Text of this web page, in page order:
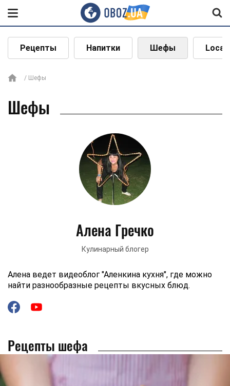
Рецепты Напитки Шефы Local
Шефы
Шефы
Алена Гречко
Кулинарный блогер
Алена ведет видеоблог "Аленкина кухня", где можно
найти разнообразные рецепты вкусных блюд.
Рецепты шефа